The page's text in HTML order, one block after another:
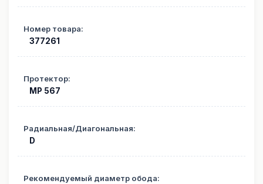
Номер товара:
377261
Протектор:
MP 567
Радиальная/Диагональная:
D
Рекомендуемый диаметр обода: